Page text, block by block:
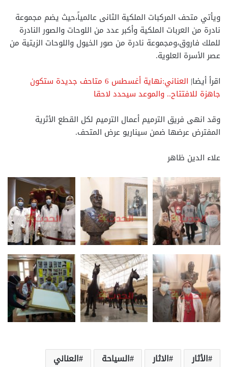
ويأتي متحف المركبات الملكية الثانى عالمياً،حيث يضم مجموعة
نادرة من العربات الملكية وأكبر عدد من اللوحات والصور النادرة
للملك فاروق،ومجموعة نادرة من صور الخيول واللوحات الزيتية من
عصر الأسرة العلوية.
اقرأ أيضا|
العناني:نهاية أغسطس 6 متاحف جديدة ستكون
جاهزة للافتتاح.. والموعد سيحدد لاحقا
وقد انهى فريق الترميم أعمال الترميم لكل القطع الأثرية
المفترض عرضها ضمن سيناريو عرض المتحف.
علاء الدين ظاهر
الأثار الاثار السياحة
العناني